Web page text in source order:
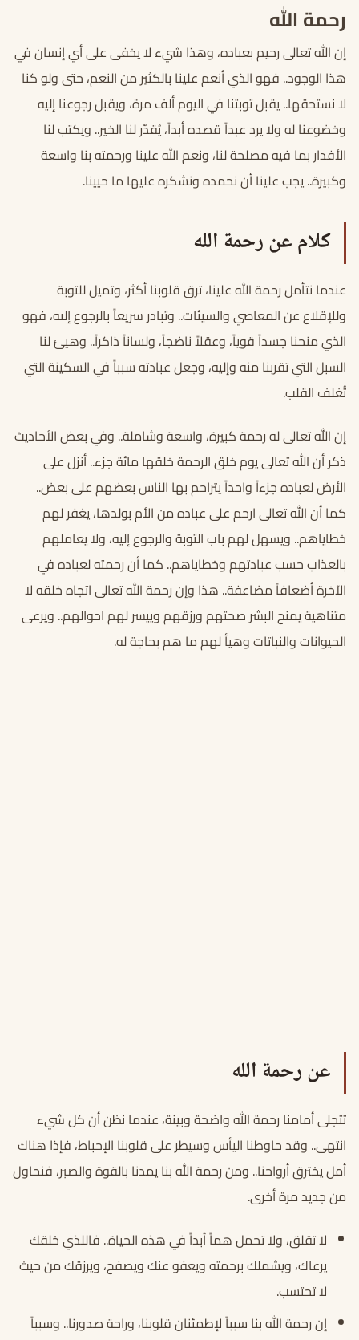
رحمة الله
إن الله تعالى رحيم بعباده، وهذا شيء لا يخفى على أي إنسان في
هذا الوجود.. فهو الذي أنعم علينا بالكثير من النعم، حتى ولو كنا
لا نستحقها.. يقبل توبتنا في اليوم ألف مرة، ويقبل رجوعنا إليه
وخضوعنا له ولا يرد عبداً قصده أبداً، يُقدّر لنا الخير.. ويكتب لنا
الأفدار بما فيه مصلحة لنا، ونعم الله علينا ورحمته بنا واسعة
وكبيرة.. يجب علينا أن نحمده ونشكره عليها ما حيينا.
كلام عن رحمة الله
عندما نتأمل رحمة الله علينا، ترق قلوبنا أكثر، وتميل للتوبة
وللإقلاع عن المعاصي والسيئات.. وتبادر سريعاً بالرجوع إلىه، فهو
الذي منحنا جسداً قوياً، وعقلاً ناضجاً، ولساناً ذاكراً.. وهيئ لنا
السبل التي تقربنا منه وإليه، وجعل عبادته سبباً في السكينة التي
تُغلف القلب.
إن الله تعالى له رحمة كبيرة، واسعة وشاملة.. وفي بعض الأحاديث
ذكر أن الله تعالى يوم خلق الرحمة خلقها مائة جزء.. أنزل على
الأرض لعباده جزءاً واحداً يتراحم بها الناس بعضهم على بعض..
كما أن الله تعالى ارحم على عباده من الأم بولدها، يغفر لهم
خطاياهم.. ويسهل لهم باب التوبة والرجوع إليه، ولا يعاملهم
بالعذاب حسب عبادتهم وخطاياهم.. كما أن رحمته لعباده في
الآخرة أضعافاً مضاعفة.. هذا وإن رحمة الله تعالى اتجاه خلقه لا
متناهية يمنح البشر صحتهم ورزقهم وييسر لهم احوالهم.. ويرعى
الحيوانات والنباتات وهيأ لهم ما هم بحاجة له.
عن رحمة الله
تتجلى أمامنا رحمة الله واضحة وبينة، عندما نظن أن كل شيء
انتهى.. وقد حاوطنا اليأس وسيطر على قلوبنا الإحباط، فإذا هناك
أمل يخترق أرواحنا.. ومن رحمة الله بنا يمدنا بالقوة والصبر، فنحاول
من جديد مرة أخرى.
لا تقلق، ولا تحمل هماً أبداً في هذه الحياة.. فاللذي خلقك
يرعاك، ويشملك برحمته ويعفو عنك ويصفح، ويرزقك من حيث
لا تحتسب.
إن رحمة الله بنا سبباً لإطمئنان قلوبنا، وراحة صدورنا.. وسبباً